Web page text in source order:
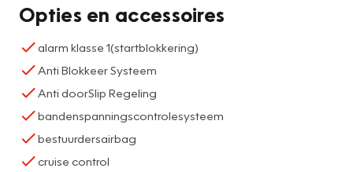
Opties en accessoires
alarm klasse 1(startblokkering)
Anti Blokkeer Systeem
Anti doorSlip Regeling
bandenspanningscontrolesysteem
bestuurdersairbag
cruise control